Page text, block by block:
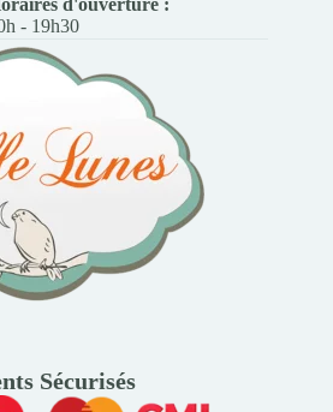
d'ouverture :
- 19h30
Sécurisés